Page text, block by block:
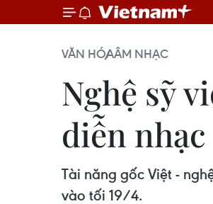
VĂN HÓAÂM NHẠC
Nghệ sỹ
diễn
Tài năng gốc Việt -
vào tối 19/4.